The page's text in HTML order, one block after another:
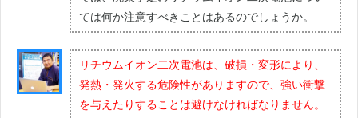
ては何か注意すべきことはあるのでしょうか。
リチウムイオン二次電池は、破損・変形により、
発熱・発火する危険性がありますので、強い衝撃
を与えたりすることは避けなければなりません。